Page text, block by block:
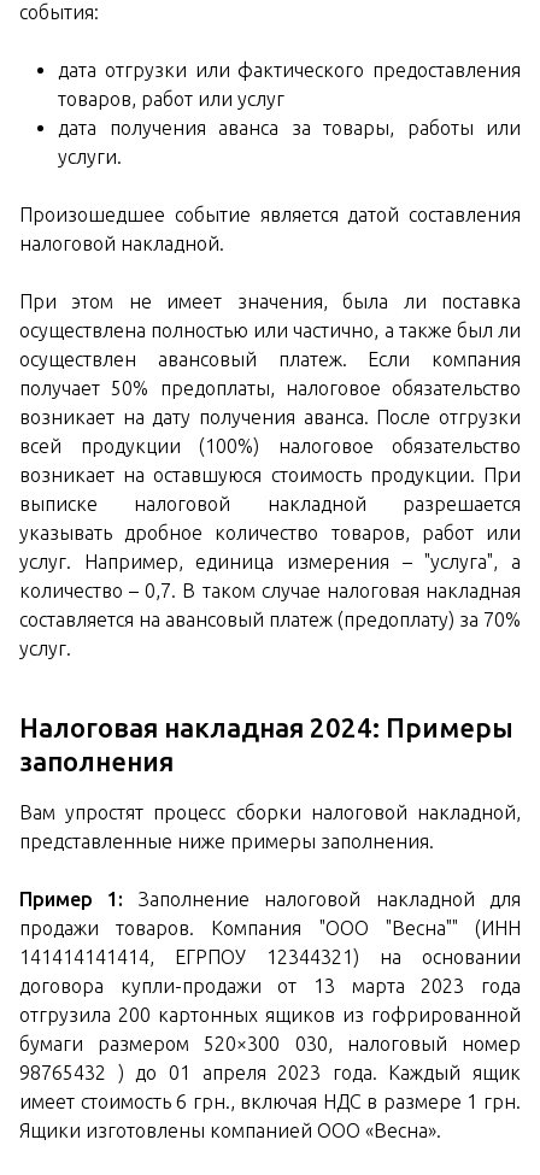
события:
дата отгрузки или фактического предоставления
товаров, работ или услуг
дата получения аванса за товары, работы или
услуги.
Произошедшее событие является датой составления
налоговой накладной.
При этом не имеет значения, была ли поставка
осуществлена полностью или частично, а также был ли
осуществлен авансовый платеж. Если компания
получает 50% предоплаты, налоговое обязательство
возникает на дату получения аванса. После отгрузки
всей продукции (100%) налоговое обязательство
возникает на оставшуюся стоимость продукции. При
выписке налоговой накладной разрешается
указывать дробное количество товаров, работ или
услуг. Например, единица измерения – "услуга", а
количество – 0,7. В таком случае налоговая накладная
составляется на авансовый платеж (предоплату) за 70%
услуг.
Налоговая накладная 2024: Примеры
заполнения
Вам упростят процесс сборки налоговой накладной,
представленные ниже примеры заполнения.
Пример 1: Заполнение налоговой накладной для
продажи товаров. Компания "ООО "Весна"" (ИНН
141414141414, ЕГРПОУ 12344321) на основании
договора купли-продажи от 13 марта 2023 года
отгрузила 200 картонных ящиков из гофрированной
бумаги размером 520×300 030, налоговый номер
98765432 ) до 01 апреля 2023 года. Каждый ящик
имеет стоимость 6 грн., включая НДС в размере 1 грн.
Ящики изготовлены компанией ООО «Весна».